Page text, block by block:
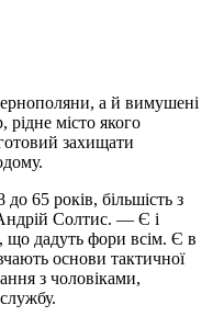
а й вимушені
рідне місто якого
захищати
65 років, більшість з
Солтис. — Є і
що дадуть фори всім. Є в
основи тактичної
з чоловіками,